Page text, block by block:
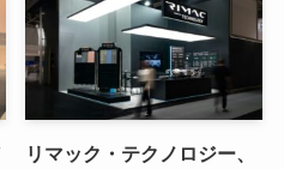
リマック・テクノロジー、